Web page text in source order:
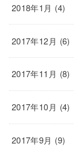
2018年1月 (4)
2017年12月 (6)
2017年11月 (8)
2017年10月 (4)
2017年9月 (9)